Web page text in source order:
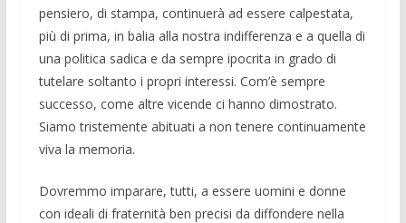
pensiero, di stampa, continuerà ad essere calpestata,
più di prima, in balia alla nostra indifferenza e a quella di
una politica sadica e da sempre ipocrita in grado di
tutelare soltanto i propri interessi. Com’è sempre
successo, come altre vicende ci hanno dimostrato.
Siamo tristemente abituati a non tenere continuamente
viva la memoria.
Dovremmo imparare, tutti, a essere uomini e donne
con ideali di fraternità ben precisi da diffondere nella